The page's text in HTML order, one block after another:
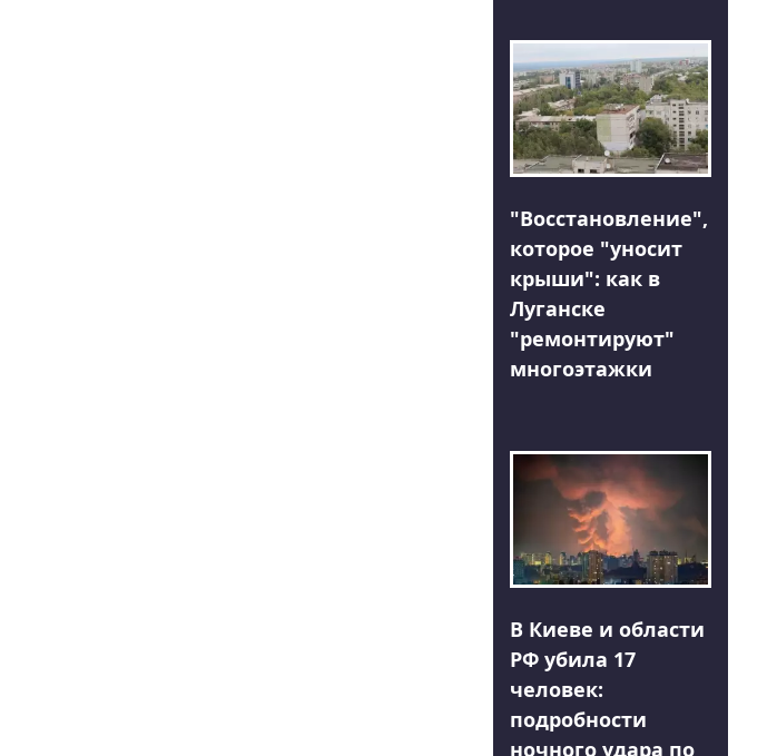
"Восстановление",
которое "уносит
крыши": как в
Луганске
"ремонтируют"
многоэтажки
В Киеве и области
РФ убила 17
человек:
подробности
ночного удара по